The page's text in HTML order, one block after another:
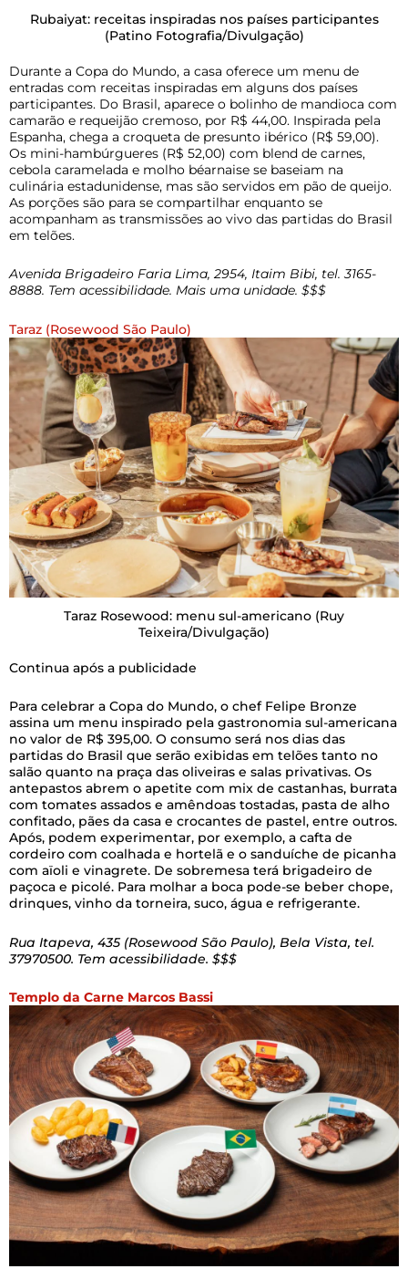
Rubaiyat: receitas inspiradas nos países participantes
(Patino Fotografia/Divulgação)
Durante a Copa do Mundo, a casa oferece um menu de
entradas com receitas inspiradas em alguns dos países
participantes. Do Brasil, aparece o bolinho de mandioca com
camarão e requeijão cremoso, por R$ 44,00. Inspirada pela
Espanha, chega a croqueta de presunto ibérico (R$ 59,00).
Os mini-hambúrgueres (R$ 52,00) com blend de carnes,
cebola caramelada e molho béarnaise se baseiam na
culinária estadunidense, mas são servidos em pão de queijo.
As porções são para se compartilhar enquanto se
acompanham as transmissões ao vivo das partidas do Brasil
em telões.
Avenida Brigadeiro Faria Lima, 2954, Itaim Bibi, tel. 3165-
8888. Tem acessibilidade. Mais uma unidade. $$$
Taraz (Rosewood São Paulo)
Taraz Rosewood: menu sul-americano (Ruy
Teixeira/Divulgação)
Continua após a publicidade
Para celebrar a Copa do Mundo, o chef Felipe Bronze
assina um menu inspirado pela gastronomia sul-americana
no valor de R$ 395,00. O consumo será nos dias das
partidas do Brasil que serão exibidas em telões tanto no
salão quanto na praça das oliveiras e salas privativas. Os
antepastos abrem o apetite com mix de castanhas, burrata
com tomates assados e amêndoas tostadas, pasta de alho
confitado, pães da casa e crocantes de pastel, entre outros.
Após, podem experimentar, por exemplo, a cafta de
cordeiro com coalhada e hortelã e o sanduíche de picanha
com aïoli e vinagrete. De sobremesa terá brigadeiro de
paçoca e picolé. Para molhar a boca pode-se beber chope,
drinques, vinho da torneira, suco, água e refrigerante.
Rua Itapeva, 435 (Rosewood São Paulo), Bela Vista, tel.
37970500. Tem acessibilidade. $$$
Templo da Carne Marcos Bassi